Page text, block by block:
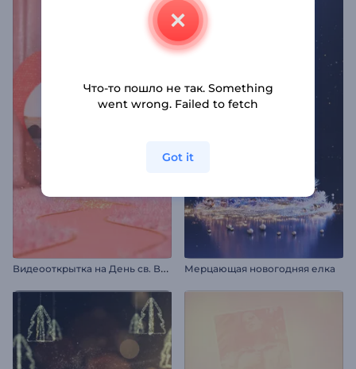
В
идеооткрытка на День св. Валентина Мерцающая новогодняя елка
Что-то пошло не так. Something
went wrong. Failed to fetch
Got it